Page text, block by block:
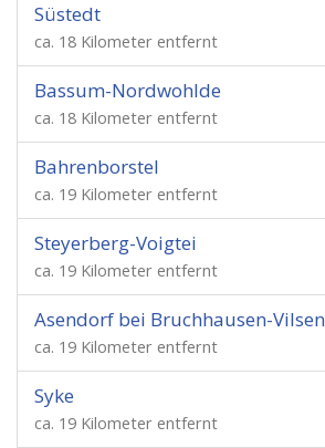
Süstedt
ca. 18 Kilometer entfernt
Bassum-Nordwohlde
ca. 18 Kilometer entfernt
Bahrenborstel
ca. 19 Kilometer entfernt
Steyerberg-Voigtei
ca. 19 Kilometer entfernt
Asendorf bei Bruchhausen-Vilsen
ca. 19 Kilometer entfernt
Syke
ca. 19 Kilometer entfernt